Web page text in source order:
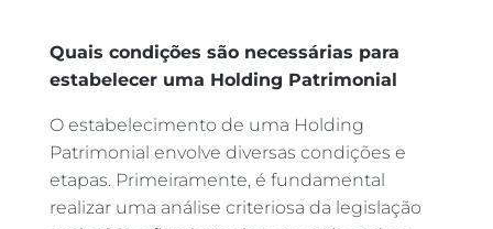
Quais condições são necessárias para
estabelecer uma Holding Patrimonial
O estabelecimento de uma Holding
Patrimonial envolve diversas condições e
etapas. Primeiramente, é fundamental
realizar uma análise criteriosa da legislação